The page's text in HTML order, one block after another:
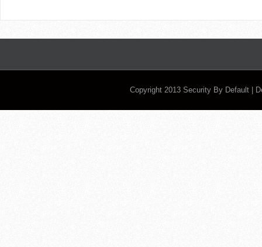
Copyright 2013 Security By Default |